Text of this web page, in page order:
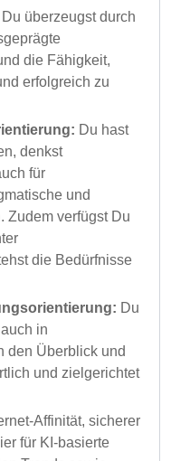
Du überzeugst durch
die Fähigkeit,
erfolgreich zu
Du hast
denkst
für
und
Zudem verfügst Du
die Bedürfnisse
Du
in
den Überblick und
und zielgerichtet
Affinität, sicherer
für KI-basierte